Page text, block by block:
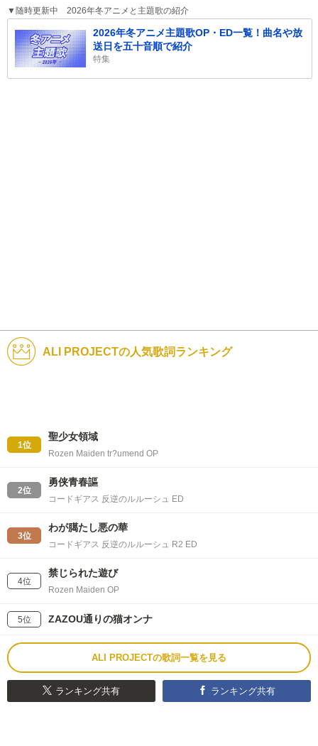
▼随時更新中 2026年冬アニメと主題歌の紹介
2026年冬アニメ主題歌OP・ED一覧！曲名や放
送日を五十音順で紹介
特集
ALI PROJECTの人気歌詞ランキング
1位
聖少女領域
Rozen Maiden tr?umend OP
2位
勇侠青春謳
コードギアス 反逆のルルーシュ ED
3位
わが臈たし悪の華
コードギアス 反逆のルルーシュ R2 ED
4位
禁じられた遊び
Rozen Maiden OP
5位 ZAZOU通りの猫オンナ
ALI PROJECTの歌詞一覧を見る
ランキング共有 ランキング共有